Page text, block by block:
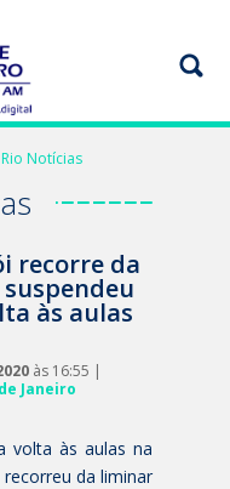
Notícias
recorre da
às aulas
às 16:55 |
Janeiro
volta às aulas na
da liminar